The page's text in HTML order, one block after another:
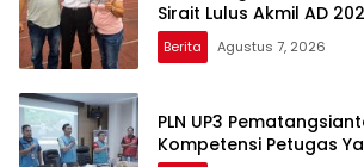
Sirait Lulus Akmil AD
Berita Agustus 7, 2026
PLN UP3
Kompetensi Petugas